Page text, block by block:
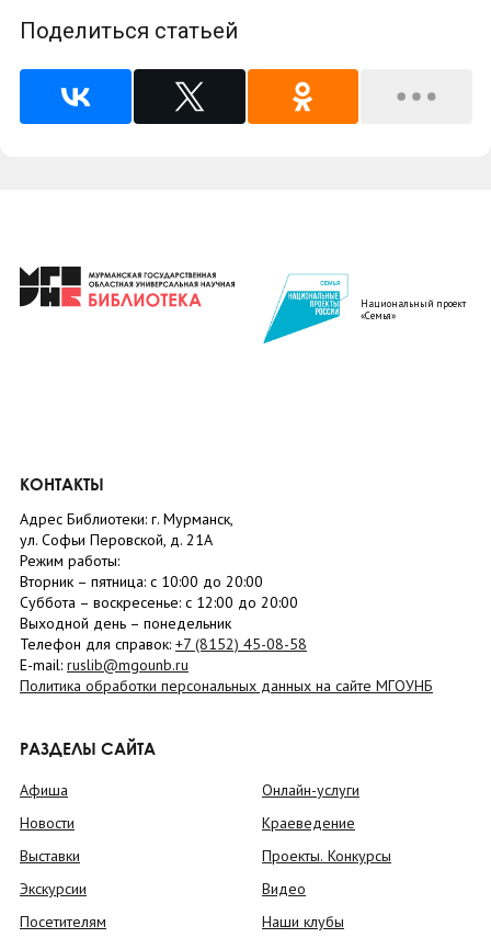
Поделиться статьей
Национальный проект
«Семья»
КОНТАКТЫ
Адрес Библиотеки: г. Мурманск,
ул. Софьи Перовской, д. 21А
Режим работы:
Вторник – пятница: с 10:00 до 20:00
Суббота – воскресенье: c 12:00 до 20:00
Выходной день – понедельник
Телефон для справок: +7 (8152) 45-08-58
E-mail: ruslib@mgounb.ru
Политика обработки персональных данных на сайте МГОУНБ
РАЗДЕЛЫ САЙТА
Афиша
Новости
Выставки
Экскурсии
Посетителям
Онлайн-услуги
Краеведение
Проекты. Конкурсы
Видео
Наши клубы